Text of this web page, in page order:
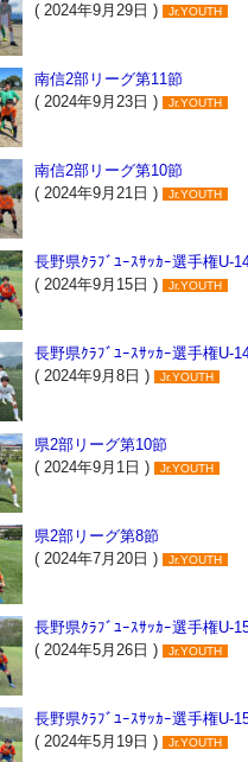
( 2024年9月29日 )
Jr.YOUTH
南信2部リーグ第11節
( 2024年9月23日 )
Jr.YOUTH
南信2部リーグ第10節
( 2024年9月21日 )
Jr.YOUTH
長野県ｸﾗﾌﾞﾕｰｽｻｯｶｰ選手権U-
( 2024年9月15日 )
Jr.YOUTH
長野県ｸﾗﾌﾞﾕｰｽｻｯｶｰ選手権U-
( 2024年9月8日 )
Jr.YOUTH
県2部リーグ第10節
( 2024年9月1日 )
Jr.YOUTH
県2部リーグ第8節
( 2024年7月20日 )
Jr.YOUTH
長野県ｸﾗﾌﾞﾕｰｽｻｯｶｰ選手権U-
( 2024年5月26日 )
Jr.YOUTH
長野県ｸﾗﾌﾞﾕｰｽｻｯｶｰ選手権U-
( 2024年5月19日 )
Jr.YOUTH